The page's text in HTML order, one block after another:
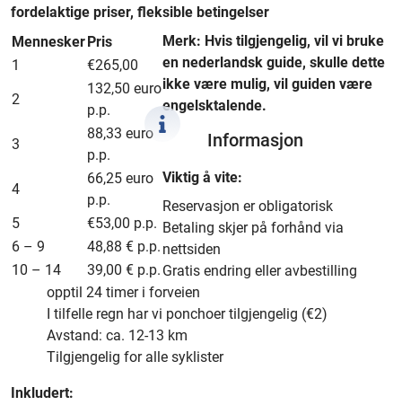
fordelaktige priser, fleksible betingelser
MenneskerPris
1
€265,00
2
132,50 euro
p.p.
3
88,33 euro
p.p.
4
66,25 euro
p.p.
5
€53,00 p.p.
6 – 9
48,88 € p.p.
10 – 14
39,00 € p.p.
Merk: Hvis tilgjengelig, vil vi bruke
en nederlandsk guide, skulle dette
ikke være mulig, vil guiden være
engelsktalende.
Informasjon
Viktig å vite:
Reservasjon er obligatorisk
Betaling skjer på forhånd via
nettsiden
Gratis endring eller avbestilling
opptil 24 timer i forveien
I tilfelle regn har vi ponchoer tilgjengelig (€2)
Avstand: ca. 12-13 km
Tilgjengelig for alle syklister
Inkludert: